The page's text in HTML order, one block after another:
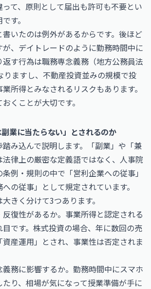
て、原則として届出も許可も不要とい
す。
いたのは例外があるからです。後ほど
、デイトレードのように勤務時間中に
す行為は職務専念義務（地方公務員法
りますし、不動産投資並みの規模で投
所得とみなされるリスクもあります。
くことが大切です。
業に当たらない」とされるのか
み込んで説明します。「副業」や「兼
律上の厳密な定義語ではなく、人事院
例・規則の中で「営利企業への従事」
への従事」として規定されています。
きく分けて3つあります。
復性があるか。事業所得と認定される
です。株式投資の場合、年に数回の売
産運用」とされ、事業性は否定されま
務に影響するか。勤務時間中にスマホ
り、相場が気になって授業準備が手に